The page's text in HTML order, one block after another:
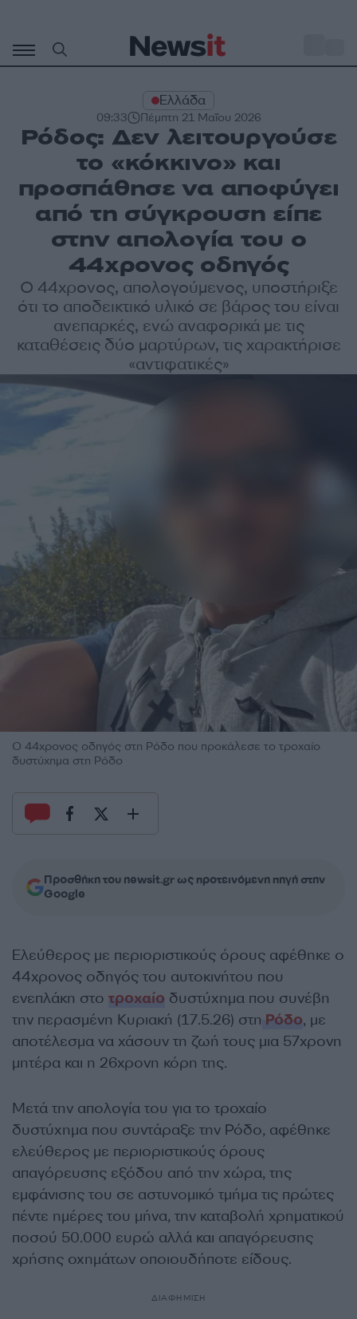
περιεχόμενο
Ελλάδα
09:33 Πέμπτη 21 Μαΐου 2026
Ρόδος: Δεν λειτουργούσε
το «κόκκινο» και
προσπάθησε να αποφύγει
από τη σύγκρουση είπε
στην απολογία του ο
44χρονος οδηγός
Ο 44χρονος, απολογούμενος, υποστήριξε
ότι το αποδεικτικό υλικό σε βάρος του είναι
ανεπαρκές, ενώ αναφορικά με τις
καταθέσεις δύο μαρτύρων, τις χαρακτήρισε
«αντιφατικές»
Ο 44χρονος οδηγός στη Ρόδο που προκάλεσε το τροχαίο
δυστύχημα στη Ρόδο
Προσθήκη του newsit.gr ως προτεινόμενη πηγή στην
Google
Ελεύθερος με περιοριστικούς όρους αφέθηκε ο
44χρονος οδηγός του αυτοκινήτου που
ενεπλάκη στο τροχαίο δυστύχημα που συνέβη
την περασμένη Κυριακή (17.5.26) στη Ρόδο, με
αποτέλεσμα να χάσουν τη ζωή τους μια 57χρονη
μητέρα και η 26χρονη κόρη της.
Μετά την απολογία του για το τροχαίο
δυστύχημα που συντάραξε την Ρόδο, αφέθηκε
ελεύθερος με περιοριστικούς όρους
απαγόρευσης εξόδου από την χώρα, της
εμφάνισης του σε αστυνομικό τμήμα τις πρώτες
πέντε ημέρες του μήνα, την καταβολή χρηματικού
ποσού 50.000 ευρώ αλλά και απαγόρευσης
χρήσης οχημάτων οποιουδήποτε είδους.
ΔΙΑΦΗΜΙΣΗ